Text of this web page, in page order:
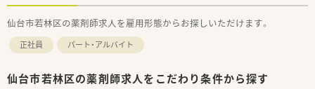
仙台市若林区の薬剤師求人を雇用形態からお探しいただけます。
正社員 パート・アルバイト
仙台市若林区の薬剤師求人をこだわり条件から探す